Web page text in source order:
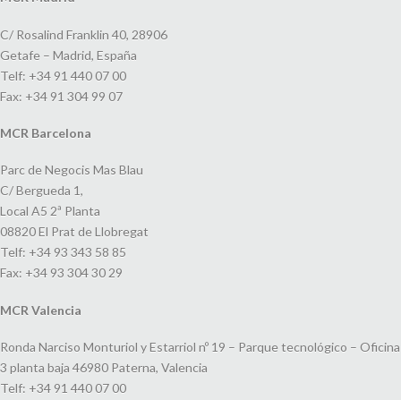
C/ Rosalind Franklin 40, 28906
Getafe – Madrid, España
Telf: +34 91 440 07 00
Fax: +34 91 304 99 07
MCR Barcelona
Parc de Negocis Mas Blau
C/ Bergueda 1,
Local A5 2ª Planta
08820 El Prat de Llobregat
Telf: +34 93 343 58 85
Fax: +34 93 304 30 29
MCR Valencia
Ronda Narciso Monturiol y Estarriol nº 19 – Parque tecnológico – Oficina
3 planta baja 46980 Paterna, Valencia
Telf: +34 91 440 07 00